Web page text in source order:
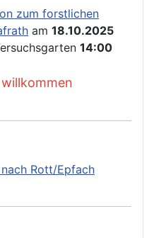
zum forstlichen
am 18.10.2025
14:00
Rott/Epfach